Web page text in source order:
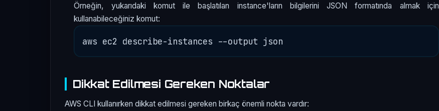
Örneğin, yukarıdaki komut ile başlatılan instance'ların bilgilerini JSON formatında almak için
kullanabileceğiniz komut:
Dikkat Edilmesi Gereken Noktalar
AWS CLI kullanırken dikkat edilmesi gereken birkaç önemli nokta vardır: